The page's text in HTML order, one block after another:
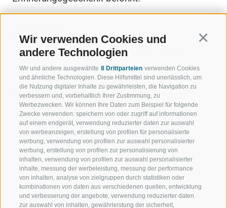
Wir verwenden Cookies und
andere Technologien
Wir und andere ausgewählte 8 Drittparteien verwenden Cookies
und ähnliche Technologien. Diese Hilfsmittel sind unerlässlich, um
die Nutzung digitaler Inhalte zu gewährleisten, die Navigation zu
verbessern und, vorbehaltlich Ihrer Zustimmung, zu
Werbezwecken. Wir können Ihre Daten zum Beispiel für folgende
Zwecke verwenden: speichern von oder zugriff auf informationen
auf einem endgerät, verwendung reduzierter daten zur auswahl
von werbeanzeigen, erstellung von profilen für personalisierte
werbung, verwendung von profilen zur auswahl personalisierter
werbung, erstellung von profilen zur personalisierung von
inhalten, verwendung von profilen zur auswahl personalisierter
inhalte, messung der werbeleistung, messung der performance
von inhalten, analyse von zielgruppen durch statistiken oder
kombinationen von daten aus verschiedenen quellen, entwicklung
und verbesserung der angebote, verwendung reduzierter daten
zur auswahl von inhalten, gewährleistung der sicherheit,
Kalcheralm: Mal- und Holzwerkstatt
Rinneralm: Geschichten über das Pfeifer
Huisele
Wasserfalleralm: Schminkecke
Summit Mountain Club: Rollenrutsche
Informationen
Ort
Wandergebiet Ratschings